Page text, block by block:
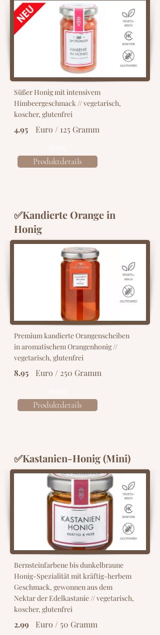
Süßer Honig mit intensivem
Himbeergeschmack // vegetarisch,
koscher, glutenfrei
4.95 Euro / 125 Gramm
Produktdetails
✅Kandierte Orange in
Honig
Premium kandierte Orangenscheiben
in aromatischem Orangenhonig //
vegetarisch, glutenfrei
8.95 Euro / 250 Gramm
Produktdetails
✅Kastanien-Honig (Mini)
Bernsteinfarbene bis dunkelbraune
Honig-Spezialität mit kräftig-herbem
Geschmack, gewonnen aus dem
Nektar der Edelkastanie // vegetarisch,
koscher, glutenfrei
2.99 Euro / 50 Gramm